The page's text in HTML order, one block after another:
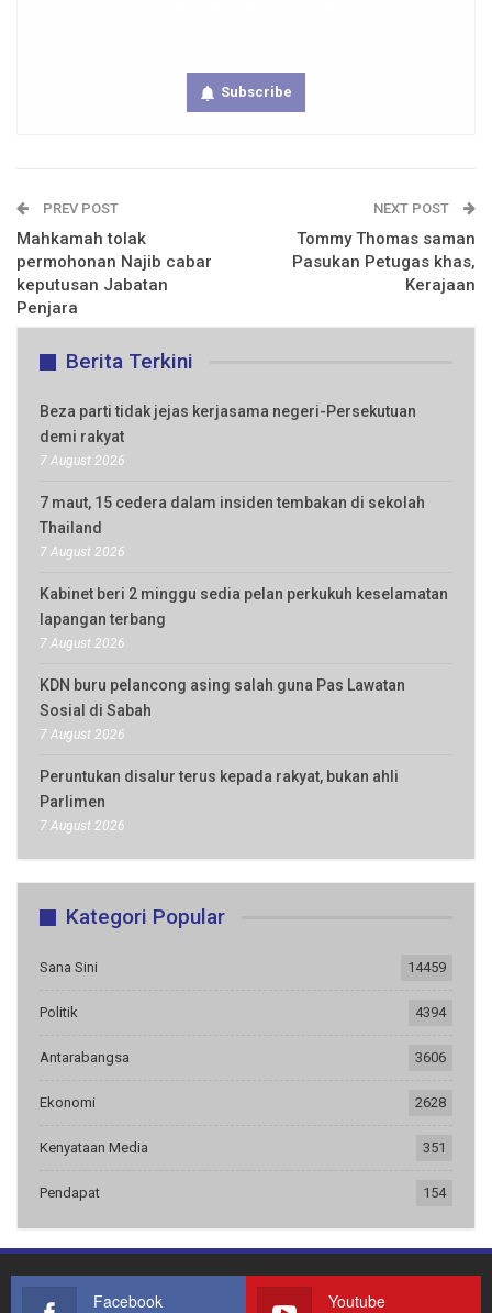
Subscribe
PREV POST
Mahkamah tolak
permohonan Najib cabar
keputusan Jabatan
Penjara
NEXT POST
Tommy Thomas saman
Pasukan Petugas khas,
Kerajaan
Berita Terkini
Beza parti tidak jejas kerjasama negeri-Persekutuan
demi rakyat
7 August 2026
7 maut, 15 cedera dalam insiden tembakan di sekolah
Thailand
7 August 2026
Kabinet beri 2 minggu sedia pelan perkukuh keselamatan
lapangan terbang
7 August 2026
KDN buru pelancong asing salah guna Pas Lawatan
Sosial di Sabah
7 August 2026
Peruntukan disalur terus kepada rakyat, bukan ahli
Parlimen
7 August 2026
Kategori Popular
Sana Sini 14459
Politik 4394
Antarabangsa 3606
Ekonomi 2628
Kenyataan Media 351
Pendapat 154
Facebook Youtube